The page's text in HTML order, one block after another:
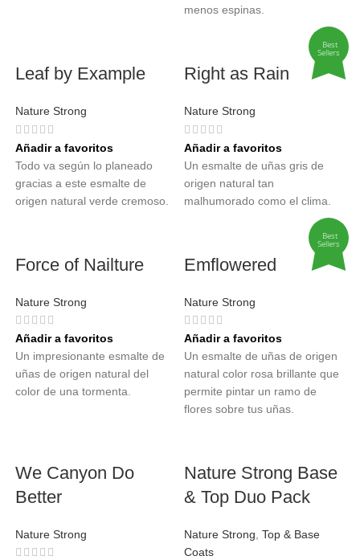
menos espinas.
Leaf by Example
Nature Strong
Añadir a favoritos
Todo va según lo planeado
gracias a este esmalte de
origen natural verde cremoso.
Best
Sellers
Right as Rain
Nature Strong
Añadir a favoritos
Un esmalte de uñas gris de
origen natural tan
malhumorado como el clima.
Force of Nailture
Nature Strong
Añadir a favoritos
Un impresionante esmalte de
uñas de origen natural del
color de una tormenta.
Best
Sellers
Emflowered
Nature Strong
Añadir a favoritos
Un esmalte de uñas de origen
natural color rosa brillante que
permite pintar un ramo de
flores sobre tus uñas.
We Canyon Do
Better
Nature Strong
Nature Strong Base
& Top Duo Pack
Nature Strong Top & Base
Coats